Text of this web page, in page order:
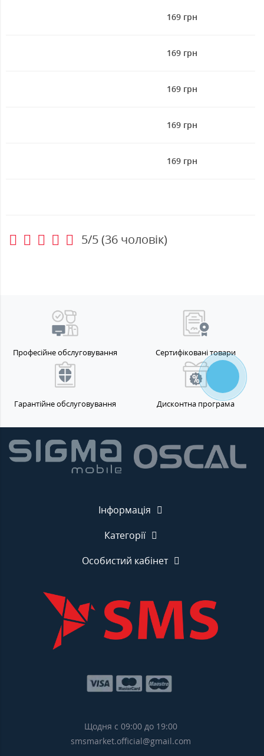
169 грн
169 грн
169 грн
169 грн
169 грн
5/5(36 чоловік)
Професійне обслуговування Сертифіковані товари
Гарантійне обслуговування Дисконтна програма
Інформація
Категорії
Особистий кабінет
Щодня с 09:00 до 19:00
smsmarket.official@gmail.com